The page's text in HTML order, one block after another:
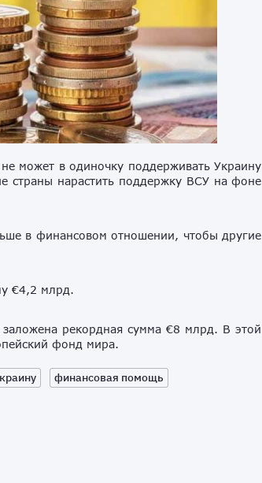
может в одиночку поддерживать Украину
страны нарастить поддержку ВСУ на фоне
в финансовом отношении, чтобы другие
€4,2 млрд.
рекордная сумма €8 млрд. В этой
фонд мира.
финансовая помощь